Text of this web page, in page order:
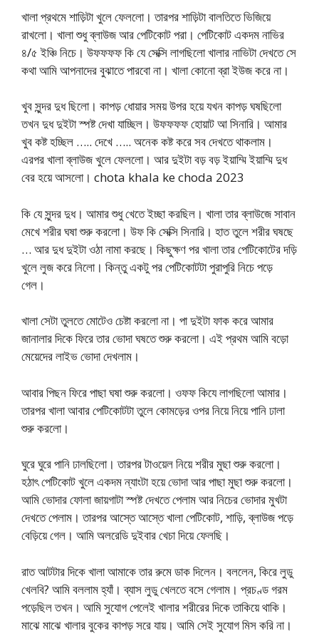
খালা প্রথমে শাড়িটা খুলে ফেললো। তারপর শাড়িটা বালতিতে ভিজিয়ে
রাখলো। খালা শুধু ব্লাউজ আর পেটিকোট পরা। পেটিকোট একদম নাভির
৪/৫ ইঞ্চি নিচে। উফফফফ কি যে সেক্সি লাগছিলো খালার নাভিটা দেখতে সে
কথা আমি আপনাদের বুঝাতে পারবো না। খালা কোনো ব্রা ইউজ করে না।
খুব সুন্দর দুধ ছিলো। কাপড় ধোয়ার সময় উপর হয়ে যখন কাপড় ঘষছিলো
তখন দুধ দুইটা স্পষ্ট দেখা যাচ্ছিল। উফফফফ হোয়াট আ সিনারি। আমার
খুব কষ্ট হচ্ছিল ….. দেখে ….. অনেক কষ্ট করে সব দেখতে থাকলাম।
এরপর খালা ব্লাউজ খুলে ফেললো। আর দুইটা বড় বড় ইয়াম্মি ইয়াম্মি দুধ
বের হয়ে আসলো। chota khala ke choda 2023
কি যে সুন্দর দুধ। আমার শুধু খেতে ইচ্ছা করছিল। খালা তার ব্লাউজে সাবান
মেখে শরীর ঘষা শুরু করলো। উফ কি সেক্সি সিনারি। হাত তুলে শরীর ঘষছে
… আর দুধ দুইটা ওঠা নামা করছে। কিছুক্ষণ পর খালা তার পেটিকোটের দড়ি
খুলে লুজ করে নিলো। কিন্তু একটু পর পেটিকোটটা পুরাপুরি নিচে পড়ে
গেল।
খালা সেটা তুলতে মোটেও চেষ্টা করলো না। পা দুইটা ফাক করে আমার
জানালার দিকে ফিরে তার ভোদা ঘষতে শুরু করলো। এই প্রথম আমি বড়ো
মেয়েদের লাইভ ভোদা দেখলাম।
আবার পিছন ফিরে পাছা ঘষা শুরু করলো। ওফফ কিযে লাগছিলো আমার।
তারপর খালা আবার পেটিকোটটা তুলে কোমড়ের ওপর নিয়ে নিয়ে পানি ঢালা
শুরু করলো।
ঘুরে ঘুরে পানি ঢালছিলো। তারপর টাওয়েল নিয়ে শরীর মুছা শুরু করলো।
হঠাৎ পেটিকোট খুলে একদম ন্যাংটা হয়ে ভোদা আর পাছা মুছা শুরু করলো।
আমি ভোদার ফোলা জায়গাটা স্পষ্ট দেখতে পেলাম আর নিচের ভোদার মুখটা
দেখতে পেলাম। তারপর আস্তে আস্তে খালা পেটিকোট, শাড়ি, ব্লাউজ পড়ে
বেড়িয়ে গেল। আমি অলরেডি দুইবার খেচা দিয়ে ফেলছি।
রাত আটটার দিকে খালা আমাকে তার রুমে ডাক দিলেন। বললেন, কিরে লুডু
খেলবি? আমি বললাম হ্যাঁ। ব্যাস লুডু খেলতে বসে গেলাম। প্রচণ্ড গরম
পড়েছিল তখন। আমি সুযোগ পেলেই খালার শরীরের দিকে তাকিয়ে থাকি।
মাঝে মাঝে খালার বুকের কাপড় সরে যায়। আমি সেই সুযোগ মিস করি না।